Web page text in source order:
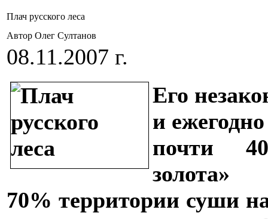
Плач русского леса
Автор Олег Султанов
08.11.2007 г.
Его
и
почти
золота»
70% территории суши